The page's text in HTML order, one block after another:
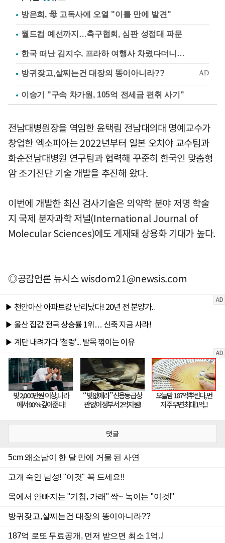
방은희, 母 고독사에 오열 "이틀 만에 발견"
월드컵 예선까지…축구협회, 심판 성접대 파문
한국 떠난 김지수, 프라하 여행사 차렸다더니…
이승기 "구속 차가원, 105억 전세금 편취 사기"
전남대병원장을 역임한 윤택림 전남대의대 명예교수가
창업한 엑소피아는 2022년부터 일본 오치야 교수팀과
화순전남대병원 연구팀과 협력해 꾸준히 한국인 맞춤형
암 조기진단 기술 개발을 추진해 왔다.
이번에 개발한 최신 검사기술은 의약학 분야 저명 학술
지 국제 분자과학 저널(International Journal of
Molecular Sciences)에도 게재돼 상용화 기대가 높다.
◎공감언론 뉴시스wisdom21@newsis.com
댓글